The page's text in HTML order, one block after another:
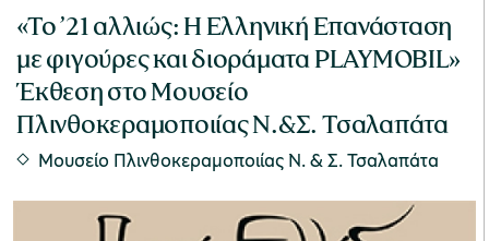
Λέσβου
Μουσείο Πλινθοκεραμοποιίας N. & Σ.
Τσαλαπάτα
«Το ’21 αλλιώς: Η Ελληνική Επανάσταση
με φιγούρες και διοράματα PLAYMOBIL»
Έκθεση στο Μουσείο
Πλινθοκεραμοποιίας Ν.&Σ. Τσαλαπάτα
Μουσείο Πλινθοκεραμοποιίας N. & Σ. Τσαλαπάτα